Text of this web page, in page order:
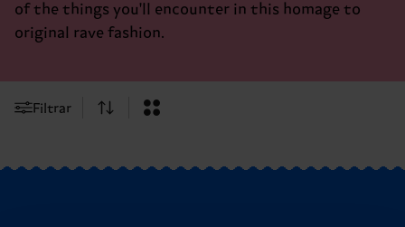
of the things you'll encounter in this homage to
original rave fashion.
Filtrar